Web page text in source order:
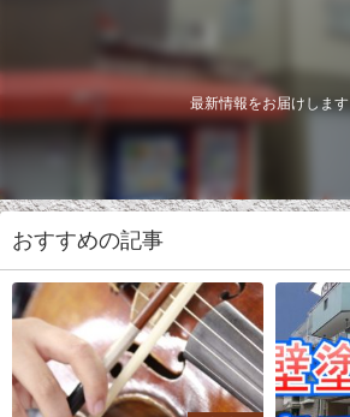
最新情報をお届けします
おすすめの記事